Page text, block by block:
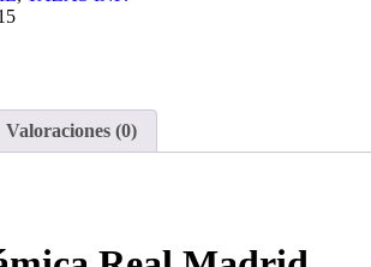
Valoraciones (0)